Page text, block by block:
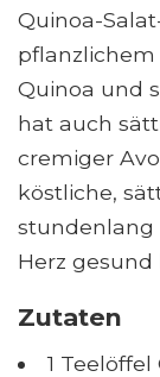
Quinoa-
pflanzlichem
Quinoa und
hat auch
cremiger
köstliche,
stundenlang
Herz gesund
Zutaten
1 Teelöffel